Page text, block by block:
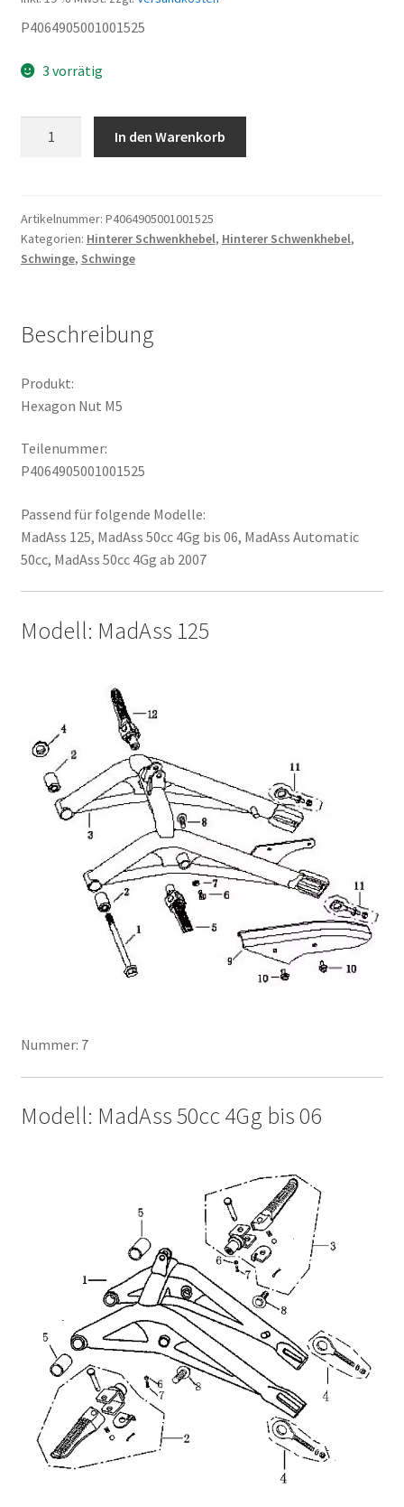
P4064905001001525
3 vorrätig
In den Warenkorb
Artikelnummer: P4064905001001525
Kategorien: Hinterer Schwenkhebel, Hinterer Schwenkhebel,
Schwinge, Schwinge
Beschreibung
Produkt:
Hexagon Nut M5
Teilenummer:
P4064905001001525
Passend für folgende Modelle:
MadAss 125, MadAss 50cc 4Gg bis 06, MadAss Automatic
50cc, MadAss 50cc 4Gg ab 2007
Modell: MadAss 125
Nummer: 7
Modell: MadAss 50cc 4Gg bis 06